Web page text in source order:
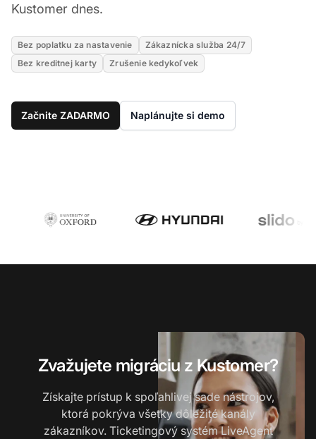
Kustomer dnes.
Bez poplatku za nastavenie
Zákaznícka služba 24/7
Bez kreditnej karty
Zrušenie kedykoľvek
Začnite ZADARMO Naplánujte si demo
Zvažujete migráciu z Kustomer?
Získajte prístup k spoľahlivej sade nástrojov,
ktorá pokrýva všetky dôležité kanály
zákazníkov. Ticketingový systém LiveAgent